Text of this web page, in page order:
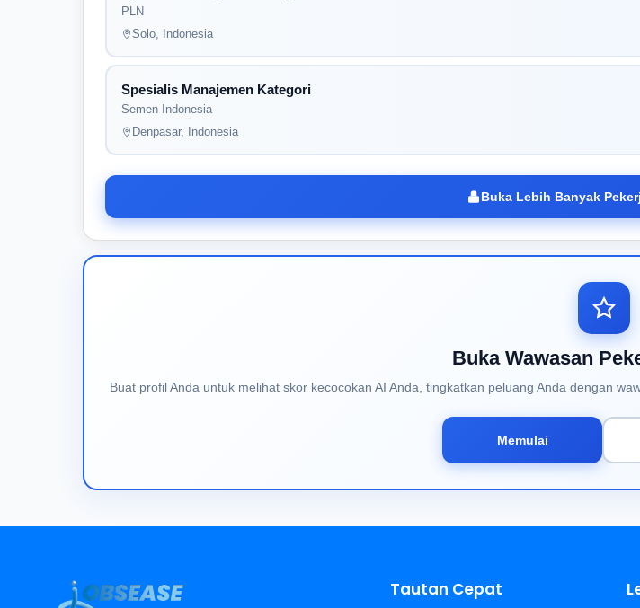
PLN
Solo, Indonesia
Spesialis Manajemen Kategori
Semen Indonesia
Denpasar, Indonesia
Buka Lebih Banyak
Buka Wawasan
Buat profil Anda untuk melihat skor kecocokan AI Anda, tingkatkan peluang Anda dengan
Memulai
Tautan Cepat